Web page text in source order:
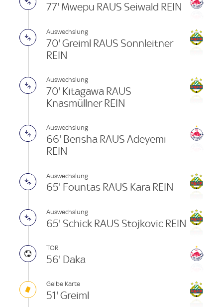
77' Mwepu RAUS Seiwald REIN
Auswechslung
70' Greiml RAUS Sonnleitner
REIN
Auswechslung
70' Kitagawa RAUS
Knasmüllner REIN
Auswechslung
66' Berisha RAUS Adeyemi
REIN
Auswechslung
65' Fountas RAUS Kara REIN
Auswechslung
65' Schick RAUS Stojkovic REIN
TOR
56' Daka
Gelbe Karte
51' Greiml